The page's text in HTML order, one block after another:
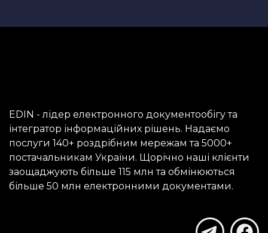
EDIN - лідер електронного документообігу та
інтегратор інформаційних рішень. Надаємо
послуги 140+ роздрібним мережам та 5000+
постачальникам України. Щорічно наші клієнти
заощаджують більше 115 млн та обмінюються
більше 50 млн електронними документами.